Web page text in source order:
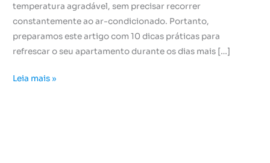
temperatura agradável, sem precisar recorrer
constantemente ao ar-condicionado. Portanto,
preparamos este artigo com 10 dicas práticas para
refrescar o seu apartamento durante os dias mais […]
Leia mais »